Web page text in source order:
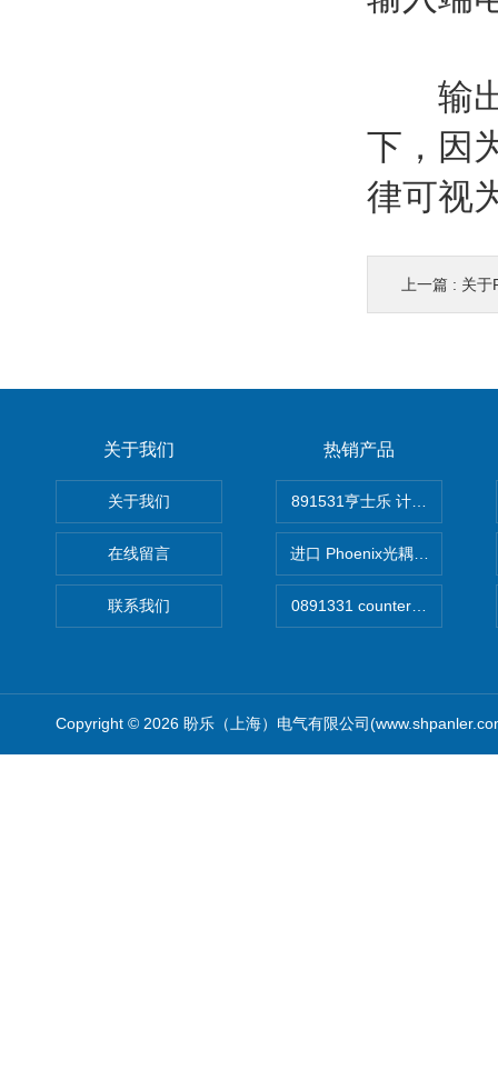
输出
下，因
律可视
上一篇 : 关于
关于我们
关于我们
在线留言
联系我们
热销产品
891531亨士乐 计时器
进口 Phoenix光耦开关
Copyright © 2026 盼乐（上海）电气有限公司